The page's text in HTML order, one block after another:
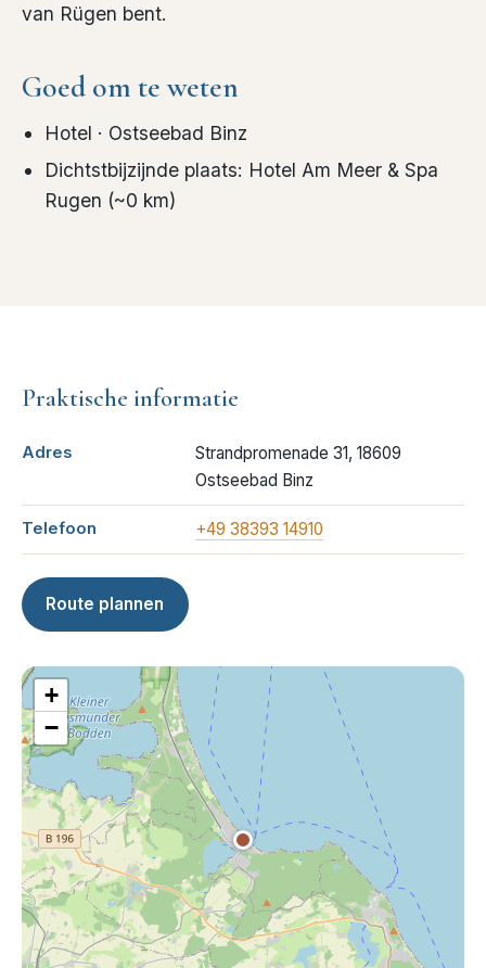
van Rügen bent.
Goed om te weten
Hotel · Ostseebad Binz
Dichtstbijzijnde plaats: Hotel Am Meer & Spa
Rugen (~0 km)
Praktische informatie
Adres
Strandpromenade 31, 18609
Ostseebad Binz
Telefoon +49 38393 14910
Route plannen
+
−